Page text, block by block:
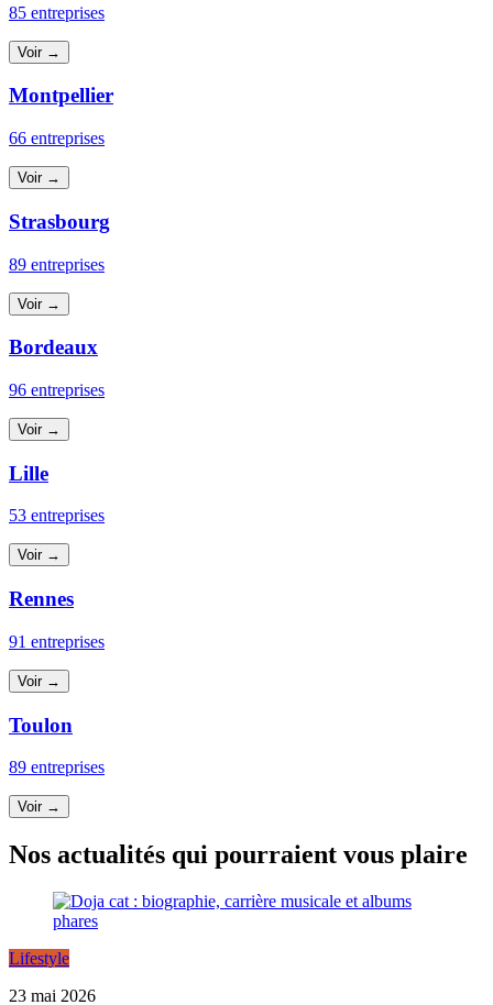
85 entreprises
Voir →
Montpellier
66 entreprises
Voir →
Strasbourg
89 entreprises
Voir →
Bordeaux
96 entreprises
Voir →
Lille
53 entreprises
Voir →
Rennes
91 entreprises
Voir →
Toulon
89 entreprises
Voir →
Nos actualités qui pourraient vous plaire
Lifestyle
23 mai 2026